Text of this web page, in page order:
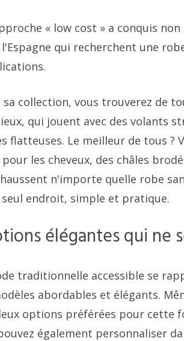
« low cost » a conquis
qui recherchent une
sa collection, vous trouverez de
qui jouent avec des volants
flatteuses. Le meilleur de tous ?
les cheveux, des châles
n'importe quelle robe
seul endroit, simple et pratique.
élégantes qui ne
traditionnelle accessible se
abordables et élégants.
options préférées pour cette
également personnaliser